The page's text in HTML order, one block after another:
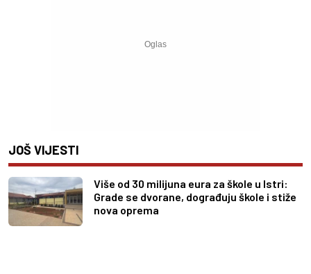
JOŠ VIJESTI
Više od 30 milijuna eura za škole u Istri:
Grade se dvorane, dograđuju škole i stiže
nova oprema